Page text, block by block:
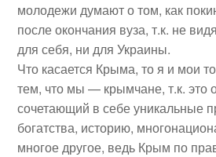
молодежи думают о том, как
после окончания вуза, т.к. не
для себя, ни для Украины.
Что касается Крыма, то я и мои
тем, что мы — крымчане, т.к. это
сочетающий в себе уникальные
богатства, историю,
многое другое, ведь Крым по